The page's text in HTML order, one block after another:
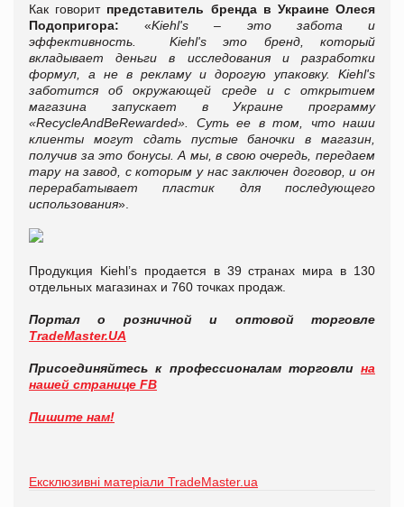
Как говорит представитель бренда в Украине Олеся
Подопригора: «Kiehl's – это забота и
эффективность. Kiehl's это бренд, который
вкладывает деньги в исследования и разработки
формул, а не в рекламу и дорогую упаковку. Kiehl's
заботится об окружающей среде и с открытием
магазина запускает в Украине программу
«RecycleAndBeRewarded». Суть ее в том, что наши
клиенты могут сдать пустые баночки в магазин,
получив за это бонусы. А мы, в свою очередь, передаем
тару на завод, с которым у нас заключен договор, и он
перерабатывает пластик для последующего
использования».
Продукция Kiehl’s продается в 39 странах мира в 130
отдельных магазинах и 760 точках продаж.
Портал о розничной и оптовой торговле
TradeMaster.UA
Присоединяйтесь к профессионалам торговли на
нашей странице FB
Пишите нам!
Ексклюзивні матеріали TradeMaster.ua